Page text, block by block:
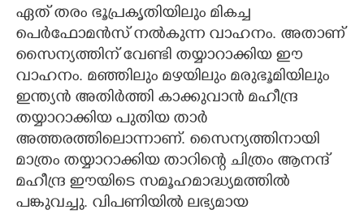
CARTOONS
LITERATURE
ZOOM
ഏത് തരം ഭൂപ്രകൃതിയിലും മികച്ച
പെർഫോമൻസ് നൽകുന്ന വാഹനം. അതാണ്
സൈന്യത്തിന് വേണ്ടി തയ്യാറാക്കിയ ഈ
വാഹനം. മഞ്ഞിലും മഴയിലും മരുഭൂമിയിലും
ഇന്ത്യൻ അതിർത്തി കാക്കുവാൻ മഹീന്ദ്ര
തയ്യാറാക്കിയ പുതിയ താർ
അത്തരത്തിലൊന്നാണ്. സൈന്യത്തിനായി
മാത്രം തയ്യാറാക്കിയ താറിന്റെ ചിത്രം ആനന്ദ്
മഹീന്ദ്ര ഈയിടെ സമൂഹമാദ്ധ്യമത്തിൽ
പങ്കുവച്ചു. വിപണിയിൽ ലഭ്യമായ